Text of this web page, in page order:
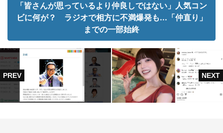
「皆さんが思っているより仲良しではない」人気コン
ビに何が？ ラジオで相方に不満爆発も...「仲直り」
までの一部始終